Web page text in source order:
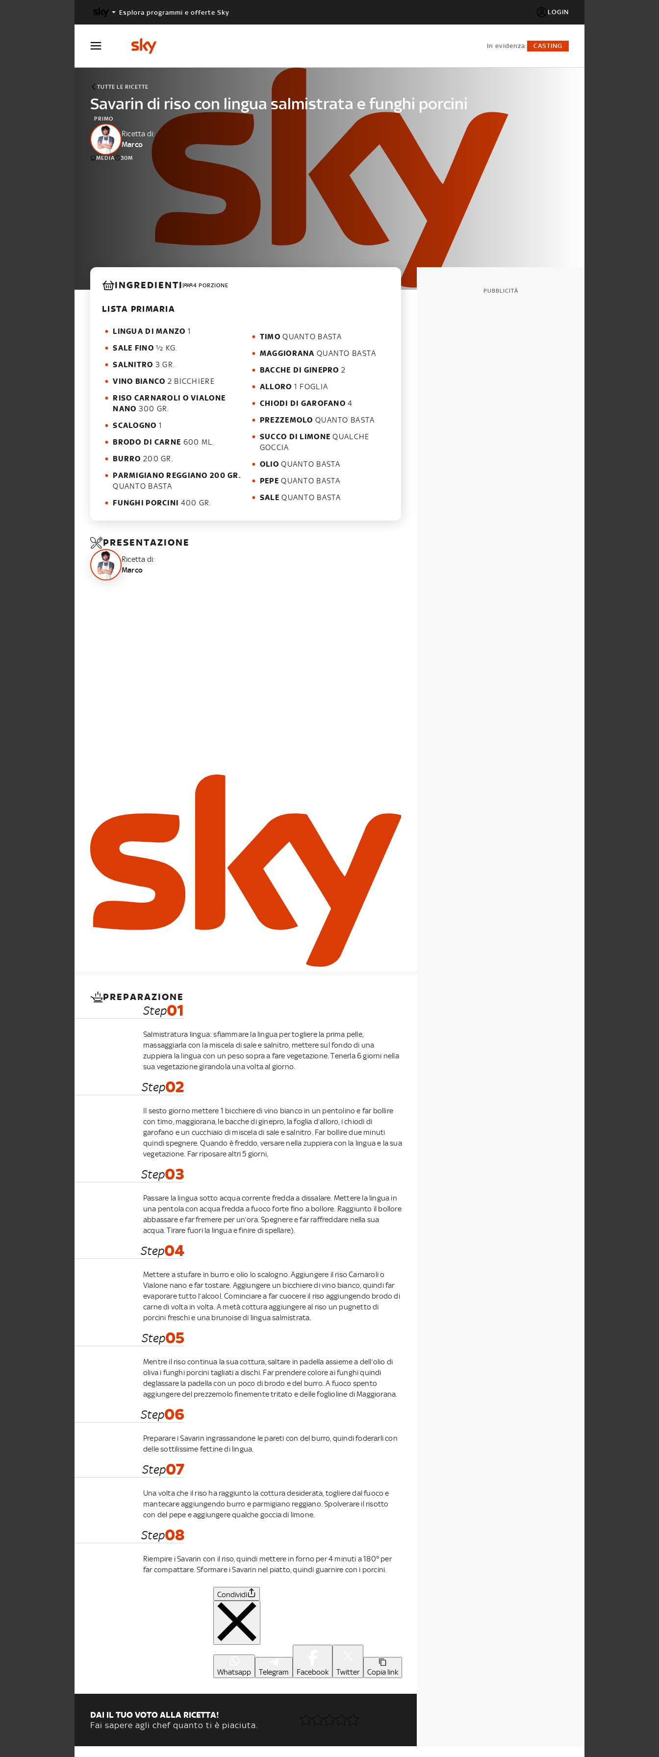
Esplora programmi e offerte Sky LOGIN
in evidenza: CASTING
TUTTE LE RICETTE
Savarin di riso con lingua salmistrata e funghi porcini
PRIMO
Ricetta di:
Marco
MEDIA 30M
INGREDIENTI 4 PORZIONE
LISTA PRIMARIA
LINGUA DI MANZO 1
SALE FINO ½ KG.
SALNITRO 3 GR.
VINO BIANCO 2 BICCHIERE
RISO CARNAROLI O VIALONE
NANO 300 GR.
SCALOGNO 1
BRODO DI CARNE 600 ML.
BURRO 200 GR.
PARMIGIANO REGGIANO 200 GR.
QUANTO BASTA
FUNGHI PORCINI 400 GR.
TIMO QUANTO BASTA
MAGGIORANA QUANTO BASTA
BACCHE DI GINEPRO 2
ALLORO 1 FOGLIA
CHIODI DI GAROFANO 4
PREZZEMOLO QUANTO BASTA
SUCCO DI LIMONE QUALCHE
GOCCIA
OLIO QUANTO BASTA
PEPE QUANTO BASTA
SALE QUANTO BASTA
PRESENTAZIONE
Ricetta di:
Marco
PREPARAZIONE
Step01
Salmistratura lingua: sfiammare la lingua per togliere la prima pelle,
massaggiarla con la miscela di sale e salnitro, mettere sul fondo di una
zuppiera la lingua con un peso sopra a fare vegetazione. Tenerla 6 giorni nella
sua vegetazione girandola una volta al giorno.
Step02
Il sesto giorno mettere 1 bicchiere di vino bianco in un pentolino e far bollire
con timo, maggiorana, le bacche di ginepro, la foglia d’alloro, i chiodi di
garofano e un cucchiaio di miscela di sale e salnitro. Far bollire due minuti
quindi spegnere. Quando è freddo, versare nella zuppiera con la lingua e la sua
vegetazione. Far riposare altri 5 giorni,
Step03
Passare la lingua sotto acqua corrente fredda a dissalare. Mettere la lingua in
una pentola con acqua fredda a fuoco forte fino a bollore. Raggiunto il bollore
abbassare e far fremere per un’ora. Spegnere e far raffreddare nella sua
acqua. Tirare fuori la lingua e finire di spellare).
Step04
Mettere a stufare in burro e olio lo scalogno. Aggiungere il riso Carnaroli o
Vialone nano e far tostare. Aggiungere un bicchiere di vino bianco, quindi far
evaporare tutto l’alcool. Cominciare a far cuocere il riso aggiungendo brodo di
carne di volta in volta. A metà cottura aggiungere al riso un pugnetto di
porcini freschi e una brunoise di lingua salmistrata.
Step05
Mentre il riso continua la sua cottura, saltare in padella assieme a dell’olio di
oliva i funghi porcini tagliati a dischi. Far prendere colore ai funghi quindi
deglassare la padella con un poco di brodo e del burro. A fuoco spento
aggiungere del prezzemolo finemente tritato e delle foglioline di Maggiorana.
Step06
Preparare i Savarin ingrassandone le pareti con del burro, quindi foderarli con
delle sottilissime fettine di lingua.
Step07
Una volta che il riso ha raggiunto la cottura desiderata, togliere dal fuoco e
mantecare aggiungendo burro e parmigiano reggiano. Spolverare il risotto
con del pepe e aggiungere qualche goccia di limone.
Step08
Riempire i Savarin con il riso, quindi mettere in forno per 4 minuti a 180° per
far compattare. Sformare i Savarin nel piatto, quindi guarnire con i porcini.
Condividi
Whatsapp Telegram Facebook Twitter Copia link
DAI IL TUO VOTO ALLA RICETTA!
Fai sapere agli chef quanto ti è piaciuta.
PUBBLICITÀ